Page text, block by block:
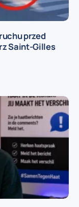
przed
Saint-Gilles